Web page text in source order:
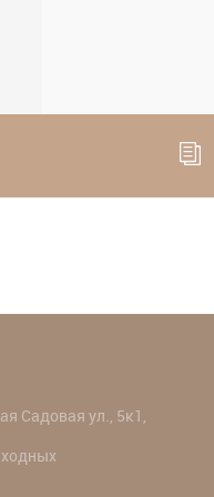
Садовая ул., 5к1,